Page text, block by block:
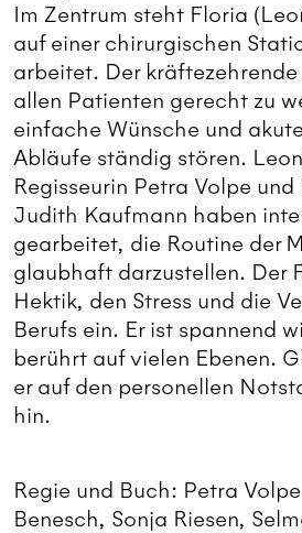
Im Zentrum steht Floria
auf einer chirurgischen
arbeitet. Der
allen Patienten gerecht zu
einfache Wünsche und
Abläufe ständig stören.
Regisseurin Petra Volpe
Judith Kaufmann haben
gearbeitet, die Routine der
glaubhaft darzustellen. Der
Hektik, den Stress und die
Berufs ein. Er ist spannend
berührt auf vielen Ebenen.
er auf den personellen
hin.
Regie und Buch: Petra
Benesch, Sonja Riesen,